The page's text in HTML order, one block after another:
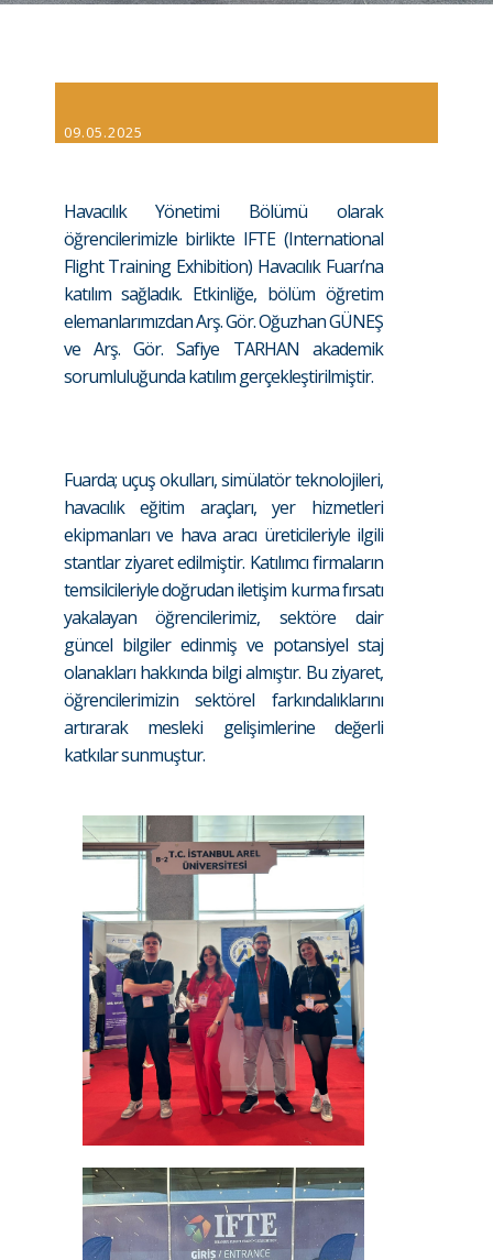
09.05.2025
Havacılık Yönetimi Bölümü olarak
öğrencilerimizle birlikte IFTE (International
Flight Training Exhibition) Havacılık Fuarı’na
katılım sağladık. Etkinliğe, bölüm öğretim
elemanlarımızdan Arş. Gör. Oğuzhan GÜNEŞ
ve Arş. Gör. Safiye TARHAN akademik
sorumluluğunda katılım gerçekleştirilmiştir.
Fuarda; uçuş okulları, simülatör teknolojileri,
havacılık eğitim araçları, yer hizmetleri
ekipmanları ve hava aracı üreticileriyle ilgili
stantlar ziyaret edilmiştir. Katılımcı firmaların
temsilcileriyle doğrudan iletişim kurma fırsatı
yakalayan öğrencilerimiz, sektöre dair
güncel bilgiler edinmiş ve potansiyel staj
olanakları hakkında bilgi almıştır. Bu ziyaret,
öğrencilerimizin sektörel farkındalıklarını
artırarak mesleki gelişimlerine değerli
katkılar sunmuştur.